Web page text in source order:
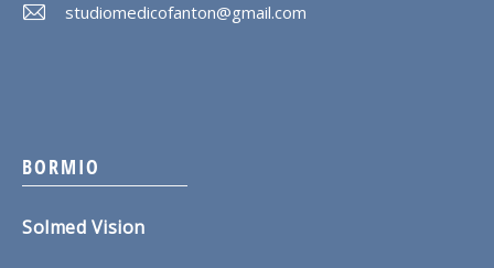
studiomedicofanton@gmail.com
BORMIO
Solmed Vision